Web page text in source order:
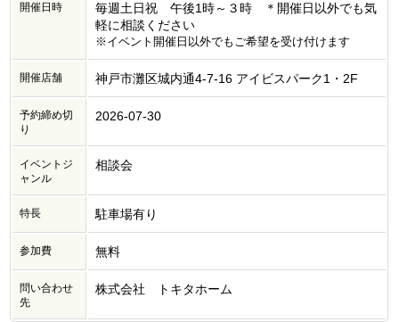
開催日時
毎週土日祝 午後1時～３時 ＊開催日以外でも気
軽に相談ください
※イベント開催日以外でもご希望を受け付けます
開催店舗 神戸市灘区城内通4-7-16 アイビスパーク1・2F
予約締め切
り
2026-07-30
イベントジ
ャンル
相談会
特長 駐車場有り
参加費 無料
問い合わせ
先
株式会社 トキタホーム